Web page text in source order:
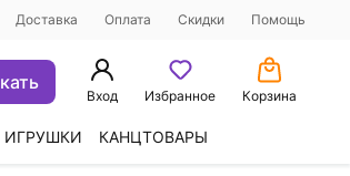
Доставка Оплата Скидки Помощь
Вход Избранное Корзина
ИГРУШКИ КАНЦТОВАРЫ